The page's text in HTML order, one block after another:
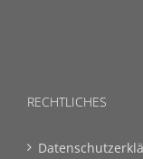
RECHTLICHES